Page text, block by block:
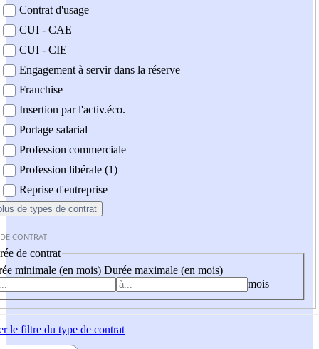
Contrat d'usage
CUI - CAE
CUI - CIE
Engagement à servir dans la réserve
Franchise
Insertion par l'activ.éco.
Portage salarial
Profession commerciale
Profession libérale (1)
Reprise d'entreprise
de types de contrat
CONTRAT
de contrat
minimale (en mois) Durée maximale (en mois)
mois
le filtre du type de contrat